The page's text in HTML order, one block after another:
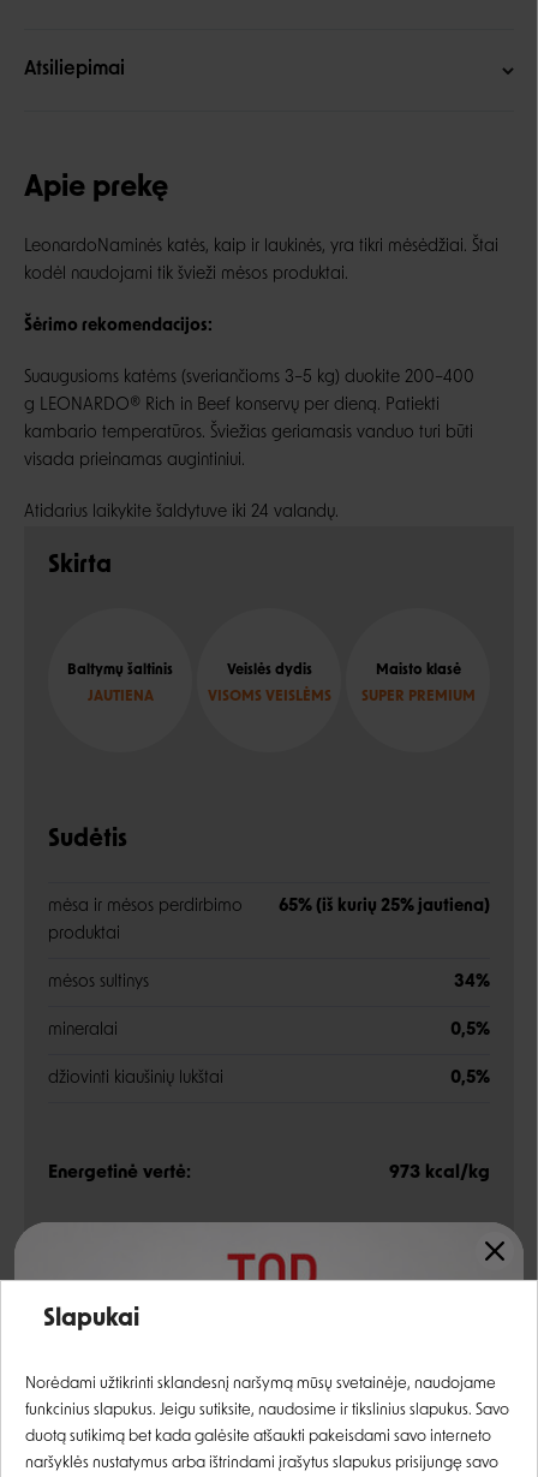
Atsiliepimai
Apie prekę
LeonardoNaminės katės, kaip ir laukinės, yra tikri mėsėdžiai. Štai
kodėl naudojami tik švieži mėsos produktai.
Šėrimo rekomendacijos:
Suaugusioms katėms (sveriančioms 3–5 kg) duokite 200–400
g LEONARDO® Rich in Beef konservų per dieną. Patiekti
kambario temperatūros. Šviežias geriamasis vanduo turi būti
visada prieinamas augintiniui.
Atidarius laikykite šaldytuve iki 24 valandų.
Skirta
Baltymų šaltinis
JAUTIENA
Veislės dydis
VISOMS VEISLĖMS
Maisto klasė
SUPER PREMIUM
Sudėtis
mėsa ir mėsos perdirbimo
produktai
65% (iš kurių 25% jautiena)
mėsos sultinys 34%
mineralai 0,5%
džiovinti kiaušinių lukštai 0,5%
Energetinė vertė: 973 kcal/kg
Analitinės sudedamosios dalys
žali riebalai 5,0%
žali pelenai 2,0%
Registruotis
Slapukai
Norėdami užtikrinti sklandesnį naršymą mūsų svetainėje, naudojame
funkcinius slapukus. Jeigu sutiksite, naudosime ir tikslinius slapukus. Savo
duotą sutikimą bet kada galėsite atšaukti pakeisdami savo interneto
naršyklės nustatymus arba ištrindami įrašytus slapukus prisijungę savo